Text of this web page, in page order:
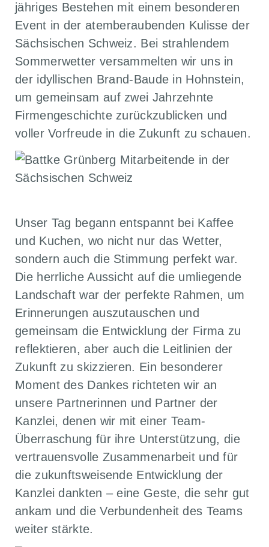
jähriges Bestehen mit einem besonderen
Event in der atemberaubenden Kulisse der
Sächsischen Schweiz. Bei strahlendem
Sommerwetter versammelten wir uns in
der idyllischen Brand-Baude in Hohnstein,
um gemeinsam auf zwei Jahrzehnte
Firmengeschichte zurückzublicken und
voller Vorfreude in die Zukunft zu schauen.
Unser Tag begann entspannt bei Kaffee
und Kuchen, wo nicht nur das Wetter,
sondern auch die Stimmung perfekt war.
Die herrliche Aussicht auf die umliegende
Landschaft war der perfekte Rahmen, um
Erinnerungen auszutauschen und
gemeinsam die Entwicklung der Firma zu
reflektieren, aber auch die Leitlinien der
Zukunft zu skizzieren. Ein besonderer
Moment des Dankes richteten wir an
unsere Partnerinnen und Partner der
Kanzlei, denen wir mit einer Team-
Überraschung für ihre Unterstützung, die
vertrauensvolle Zusammenarbeit und für
die zukunftsweisende Entwicklung der
Kanzlei dankten – eine Geste, die sehr gut
ankam und die Verbundenheit des Teams
weiter stärkte.